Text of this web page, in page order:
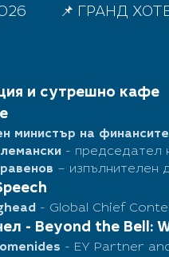
📌 ГРАНД
и сутрешно кафе
министър на финансите
- председател
– изпълнителен
- Global Chief
- Beyond the Bell:
- EY Partner